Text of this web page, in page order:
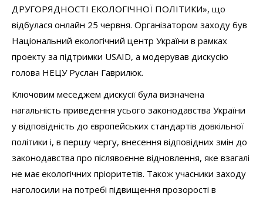
ДРУГОРЯДНОСТІ ЕКОЛОГІЧНОЇ ПОЛІТИКИ», що
відбулася онлайн 25 червня. Організатором заходу був
Національний екологічний центр України в рамках
проекту за підтримки USAID, а модерував дискусію
голова НЕЦУ Руслан Гаврилюк.
Ключовим меседжем дискусії була визначена
нагальність приведення усього законодавства України
у відповідність до європейських стандартів довкільної
політики і, в першу чергу, внесення відповідних змін до
законодавства про післявоєнне відновлення, яке взагалі
не має екологічних пріоритетів. Також учасники заходу
наголосили на потребі підвищення прозорості в